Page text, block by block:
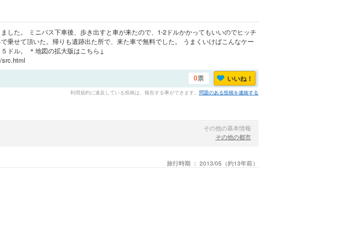
した。 ミニバス下車後、歩き出すと車が来たので、1-2ドルかかってもいいのでヒッチ
乗せて頂いた。帰りも遺跡出た所で、来た車で無料でした。 うまくいけばこんなケー
ドル。 ＊地図の拡大版はこちら↓
src.html
0票 いいね！
利用規約に違反している投稿は、報告する事ができます。 問題のある投稿を連絡する
その他の基本情報
その他の都市
旅行時期 ： 2013/05 （約13年前）